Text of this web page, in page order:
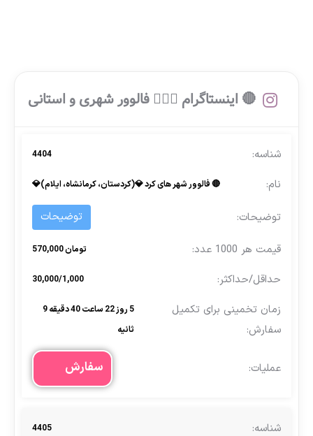
🔴 اینستاگرام 🙍🏻‍♂️ فالوور شهری و استانی
4404
🔴 فالوور شهر های کرد 💎(کردستان، کرمانشاه، ایلام)💎
توضیحات
تومان 570,000
30,000/1,000
5 روز 22 ساعت 40 دقیقه 9
ثانیه
سفارش
4405